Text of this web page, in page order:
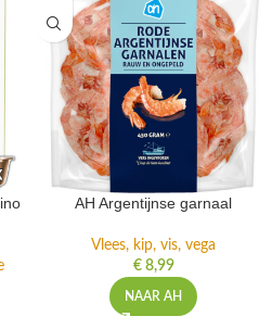
AH Argentijnse garnaal
Vlees, kip, vis, vega
€8,99
NAAR AH